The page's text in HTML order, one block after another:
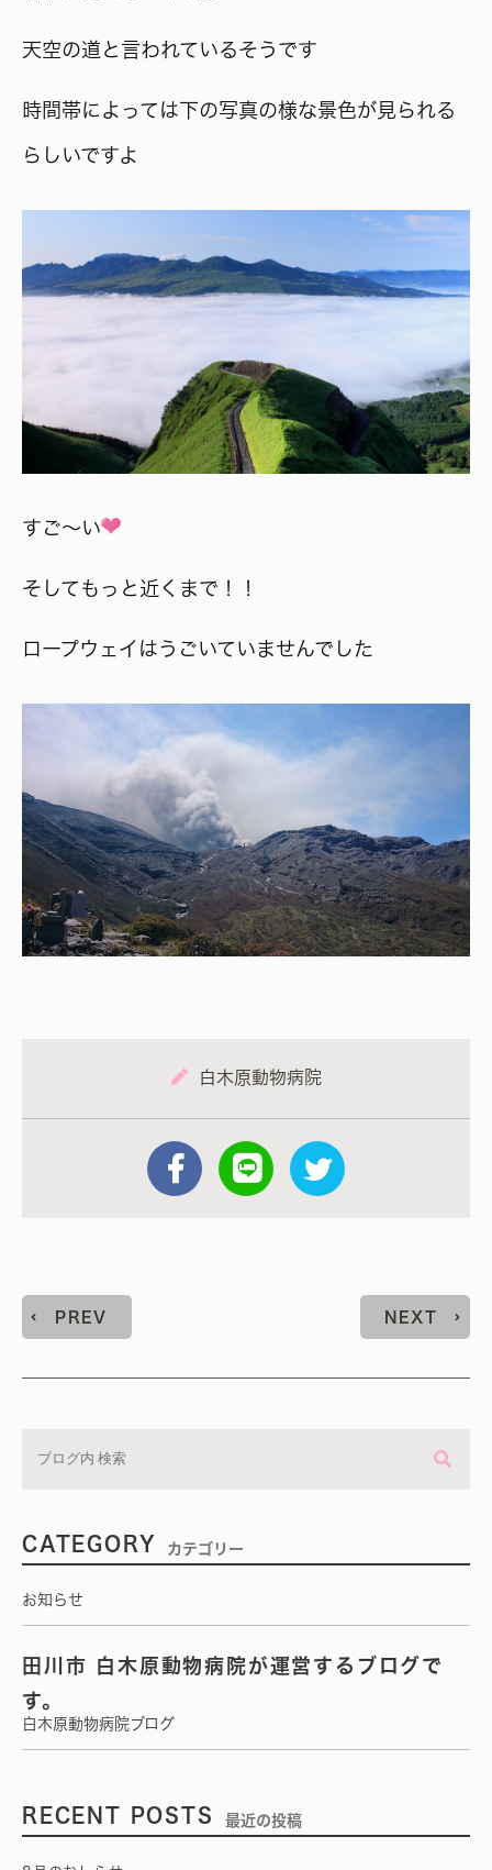
天空の道と言われているそうです
時間帯によっては下の写真の様な景色が見られる
らしいですよ
すご～い
そしてもっと近くまで！！
ロープウェイはうごいていませんでした
白木原動物病院
PREV NEXT
CATEGORY カテゴリー
お知らせ
田川市 白木原動物病院が運営するブログで
す。
白木原動物病院ブログ
RECENT POSTS 最近の投稿